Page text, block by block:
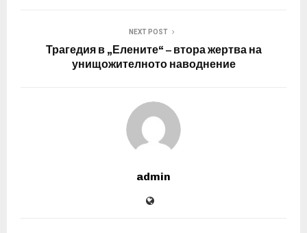
NEXT POST
Трагедия в „Елените“ – втора жертва на
унищожителното наводнение
admin